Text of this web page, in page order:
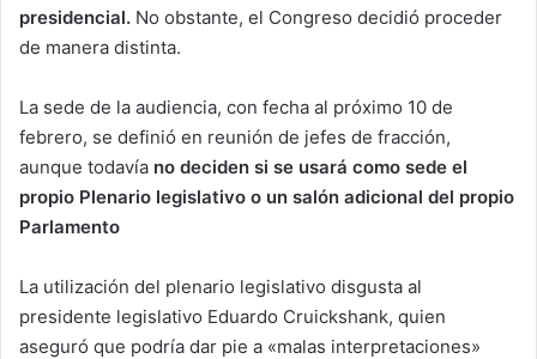
presidencial. No obstante, el Congreso decidió proceder
de manera distinta.
La sede de la audiencia, con fecha al próximo 10 de
febrero, se definió en reunión de jefes de fracción,
aunque todavía no deciden si se usará como sede el
propio Plenario legislativo o un salón adicional del propio
Parlamento
La utilización del plenario legislativo disgusta al
presidente legislativo Eduardo Cruickshank, quien
aseguró que podría dar pie a «malas interpretaciones»